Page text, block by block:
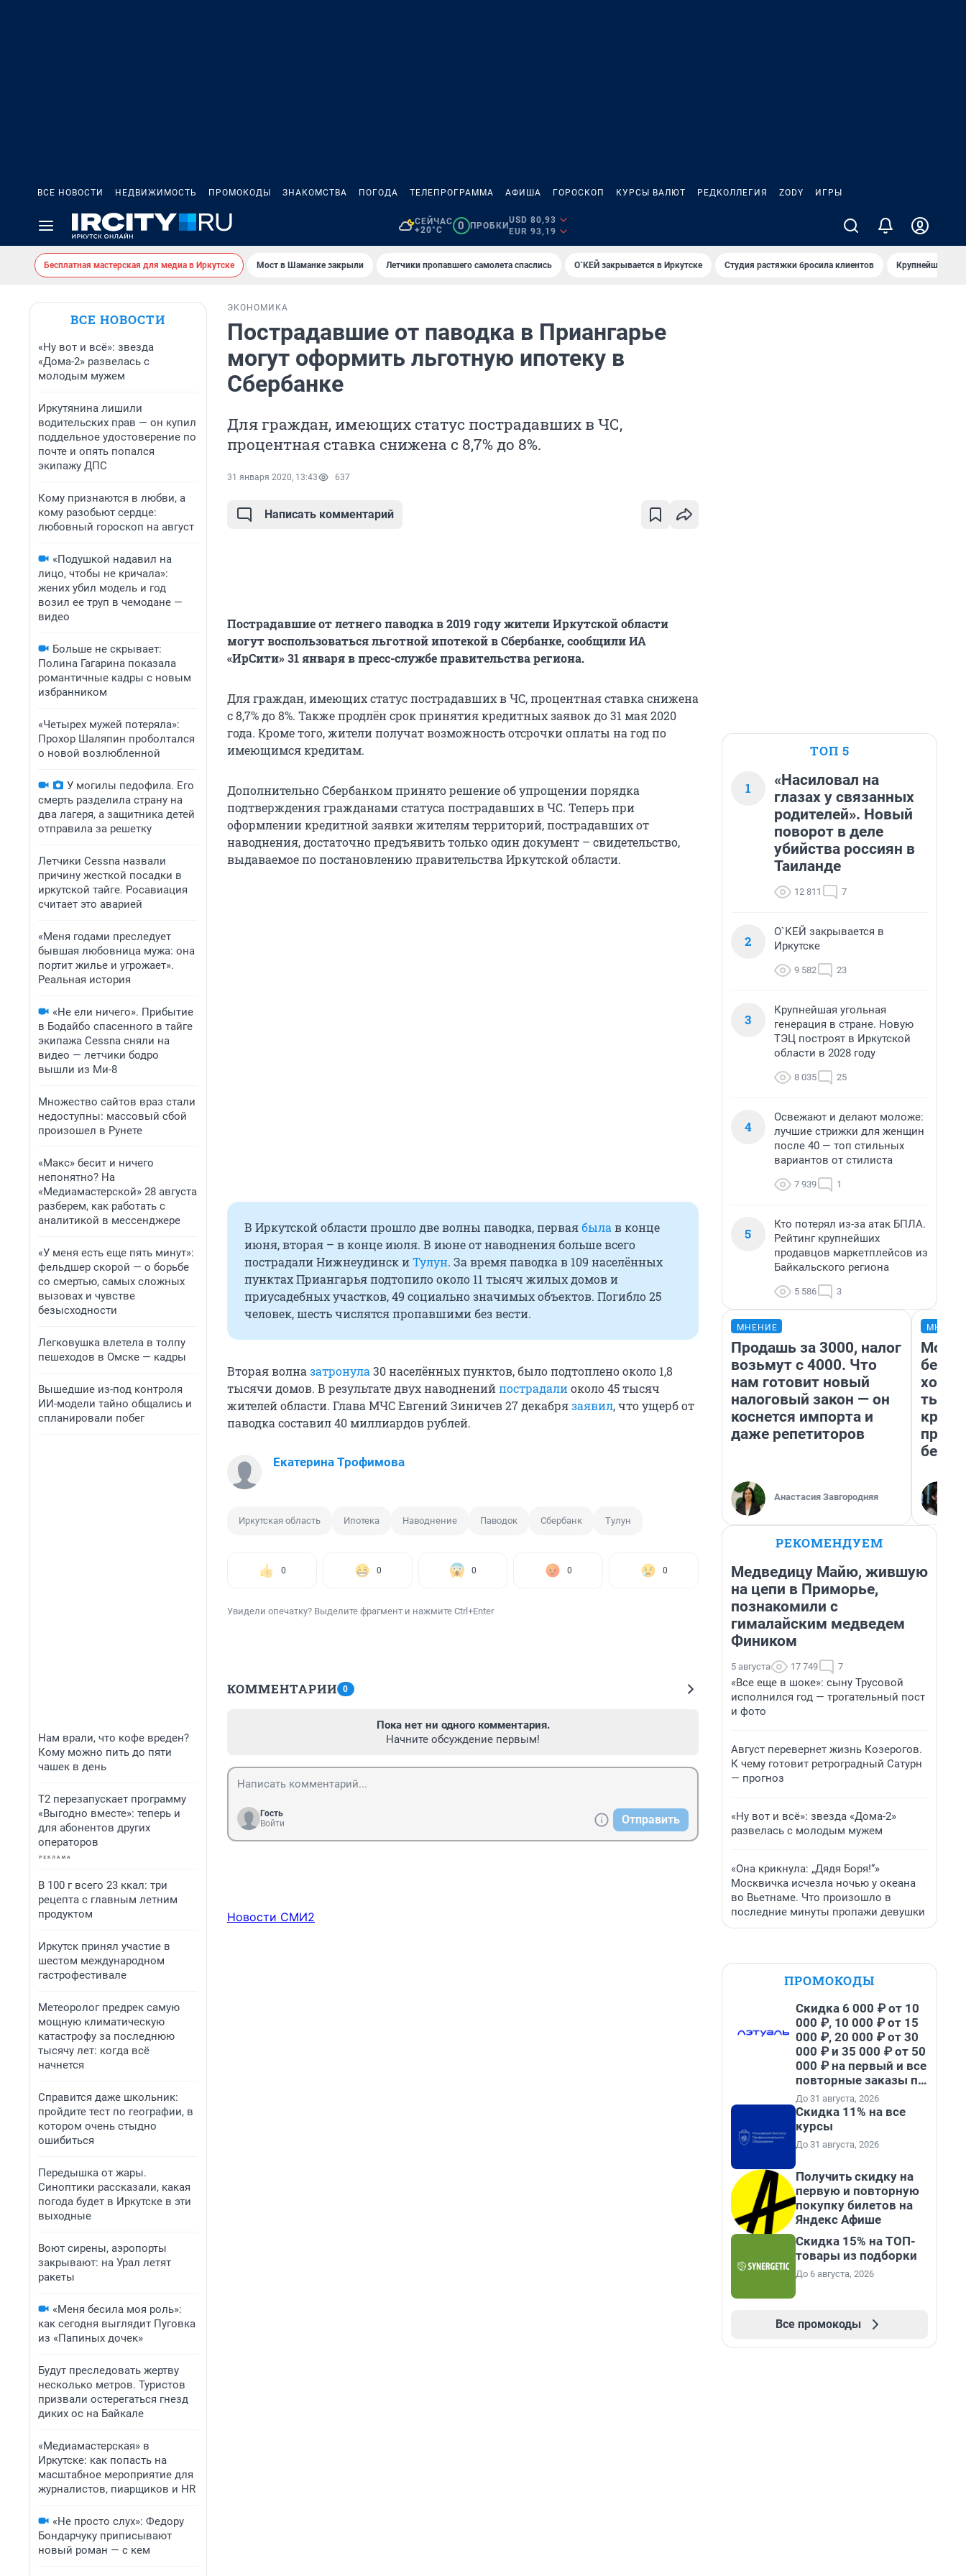
ВСЕ НОВОСТИ НЕДВИЖИМОСТЬ ПРОМОКОДЫ ЗНАКОМСТВА ПОГОДА ТЕЛЕПРОГРАММА АФИША ГОРОСКОП КУРСЫ ВАЛЮТ РЕДКОЛЛЕГИЯ ZODY ИГРЫ
СЕЙЧАС
+20°C
0 ПРОБКИ
USD 80,93
EUR 93,19
Бесплатная мастерская для медиа в Иркутске Мост в Шаманке закрыли Летчики пропавшего самолета спаслись О`КЕЙ закрывается в Иркутске Студия растяжки бросила клиентов Крупнейшие
ВСЕ НОВОСТИ
«Ну вот и всё»: звезда
«Дома-2» развелась с
молодым мужем
Иркутянина лишили
водительских прав — он купил
поддельное удостоверение по
почте и опять попался
экипажу ДПС
Кому признаются в любви, а
кому разобьют сердце:
любовный гороскоп на август
«Подушкой надавил на
лицо, чтобы не кричала»:
жених убил модель и год
возил ее труп в чемодане —
видео
Больше не скрывает:
Полина Гагарина показала
романтичные кадры с новым
избранником
«Четырех мужей потеряла»:
Прохор Шаляпин проболтался
о новой возлюбленной
У могилы педофила. Его
смерть разделила страну на
два лагеря, а защитника детей
отправила за решетку
Летчики Cessna назвали
причину жесткой посадки в
иркутской тайге. Росавиация
считает это аварией
«Меня годами преследует
бывшая любовница мужа: она
портит жилье и угрожает».
Реальная история
«Не ели ничего». Прибытие
в Бодайбо спасенного в тайге
экипажа Cessna сняли на
видео — летчики бодро
вышли из Ми-8
Множество сайтов враз стали
недоступны: массовый сбой
произошел в Рунете
«Макс» бесит и ничего
непонятно? На
«Медиамастерской» 28 августа
разберем, как работать с
аналитикой в мессенджере
«У меня есть еще пять минут»:
фельдшер скорой — о борьбе
со смертью, самых сложных
вызовах и чувстве
безысходности
Легковушка влетела в толпу
пешеходов в Омске — кадры
Вышедшие из-под контроля
ИИ-модели тайно общались и
спланировали побег
Нам врали, что кофе вреден?
Кому можно пить до пяти
чашек в день
Т2 перезапускает программу
«Выгодно вместе»: теперь и
для абонентов других
операторов
В 100 г всего 23 ккал: три
рецепта с главным летним
продуктом
Иркутск принял участие в
шестом международном
гастрофестивале
Метеоролог предрек самую
мощную климатическую
катастрофу за последнюю
тысячу лет: когда всё
начнется
Справится даже школьник:
пройдите тест по географии, в
котором очень стыдно
ошибиться
Передышка от жары.
Синоптики рассказали, какая
погода будет в Иркутске в эти
выходные
Воют сирены, аэропорты
закрывают: на Урал летят
ракеты
«Меня бесила моя роль»:
как сегодня выглядит Пуговка
из «Папиных дочек»
Будут преследовать жертву
несколько метров. Туристов
призвали остерегаться гнезд
диких ос на Байкале
«Медиамастерская» в
Иркутске: как попасть на
масштабное мероприятие для
журналистов, пиарщиков и HR
«Не просто слух»: Федору
Бондарчуку приписывают
новый роман — с кем
ЭКОНОМИКА
Пострадавшие от паводка в Приангарье
могут оформить льготную ипотеку в
Сбербанке
Для граждан, имеющих статус пострадавших в ЧС,
процентная ставка снижена с 8,7% до 8%.
31 января 2020, 13:43 637
Написать комментарий
Пострадавшие от летнего паводка в 2019 году жители Иркутской области
могут воспользоваться льготной ипотекой в Сбербанке, сообщили ИА
«ИрСити» 31 января в пресс-службе правительства региона.
Для граждан, имеющих статус пострадавших в ЧС, процентная ставка снижена
с 8,7% до 8%. Также продлён срок принятия кредитных заявок до 31 мая 2020
года. Кроме того, жители получат возможность отсрочки оплаты на год по
имеющимся кредитам.
Дополнительно Сбербанком принято решение об упрощении порядка
подтверждения гражданами статуса пострадавших в ЧС. Теперь при
оформлении кредитной заявки жителям территорий, пострадавших от
наводнения, достаточно предъявить только один документ – свидетельство,
выдаваемое по постановлению правительства Иркутской области.
В Иркутской области прошло две волны паводка, перваябыла в конце
июня, вторая – в конце июля. В июне от наводнения больше всего
пострадали Нижнеудинск иТулун. За время паводка в 109 населённых
пунктах Приангарья подтопило около 11 тысяч жилых домов и
приусадебных участков, 49 социально значимых объектов. Погибло 25
человек, шесть числятся пропавшими без вести.
Вторая волна затронула 30 населённых пунктов, было подтоплено около 1,8
тысячи домов. В результате двух наводненийпострадалиоколо 45 тысяч
жителей области. Глава МЧС Евгений Зиничев 27 декабрязаявил, что ущерб от
паводка составил 40 миллиардов рублей.
Екатерина Трофимова
Иркутская область Ипотека Наводнение Паводок Сбербанк Тулун
0 0 0 0 0
Увидели опечатку? Выделите фрагмент и нажмите Ctrl+Enter
КОММЕНТАРИИ 0
Пока нет ни одного комментария.
Начните обсуждение первым!
Гость
Войти
Отправить
Новости СМИ2
ТОП 5
1
«Насиловал на
глазах у связанных
родителей». Новый
поворот в деле
убийства россиян в
Таиланде
12 811 7
2
О`КЕЙ закрывается в
Иркутске
9 582 23
3
Крупнейшая угольная
генерация в стране. Новую
ТЭЦ построят в Иркутской
области в 2028 году
8 035 25
4
Освежают и делают моложе:
лучшие стрижки для женщин
после 40 — топ стильных
вариантов от стилиста
7 939 1
5
Кто потерял из-за атак БПЛА.
Рейтинг крупнейших
продавцов маркетплейсов из
Байкальского региона
5 586 3
МНЕНИЕ
Продашь за 3000, налог
возьмут с 4000. Что
нам готовит новый
налоговый закон — он
коснется импорта и
даже репетиторов
Анастасия Завгородняя
Мой
РЕКОМЕНДУЕМ
Медведицу Майю, жившую
на цепи в Приморье,
познакомили с
гималайским медведем
Фиником
5 августа 17 749 7
«Все еще в шоке»: сыну Трусовой
исполнился год — трогательный пост
и фото
Август перевернет жизнь Козерогов.
К чему готовит ретроградный Сатурн
— прогноз
«Ну вот и всё»: звезда «Дома-2»
развелась с молодым мужем
«Она крикнула: „Дядя Боря!“»
Москвичка исчезла ночью у океана
во Вьетнаме. Что произошло в
последние минуты пропажи девушки
ПРОМОКОДЫ
Скидка 6 000 ₽ от 10
000 ₽, 10 000 ₽ от 15
000 ₽, 20 000 ₽ от 30
000 ₽ и 35 000 ₽ от 50
000 ₽ на первый и все
повторные заказы по
промокоду НАБЕРИ
До 31 августа, 2026
Скидка 11% на все
курсы
До 31 августа, 2026
Получить скидку на
первую и повторную
покупку билетов на
Яндекс Афише
Скидка 15% на ТОП-
товары из подборки
До 6 августа, 2026
Все промокоды